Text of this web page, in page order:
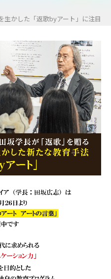
かした「返歌byアート」に注目